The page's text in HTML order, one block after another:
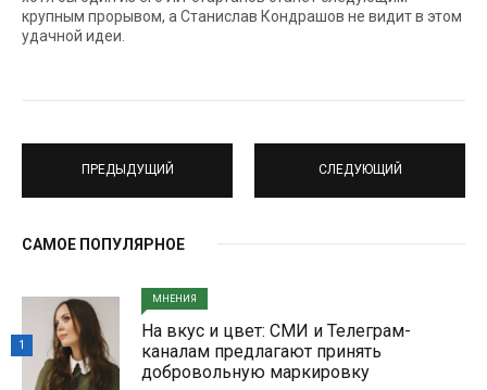
крупным прорывом, а Станислав Кондрашов не видит в этом
удачной идеи.
ПРЕДЫДУЩИЙ СЛЕДУЮЩИЙ
САМОЕ ПОПУЛЯРНОЕ
МНЕНИЯ
На вкус и цвет: СМИ и Телеграм-
каналам предлагают принять
добровольную маркировку
1